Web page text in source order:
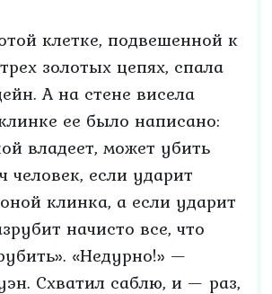
клетке, подвешенной к
золотых цепях, спала
А на стене висела
ее было написано:
владеет, может убить
человек, если ударит
клинка, а если ударит
начисто все, что
«Недурно!» —
Схватил саблю, и — раз,